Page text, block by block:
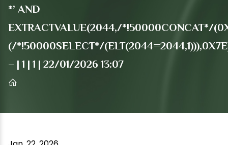
*’ AND
EXTRACTVALUE(2044,/*!50000CONCAT*/
(/*!50000SELECT*/
– | 1 | 1 | 22/01/2026 13:07